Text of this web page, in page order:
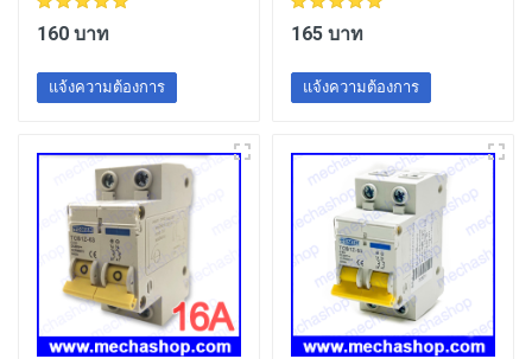
160 บาท
แจ้งความต้องการ
165 บาท
แจ้งความต้องการ